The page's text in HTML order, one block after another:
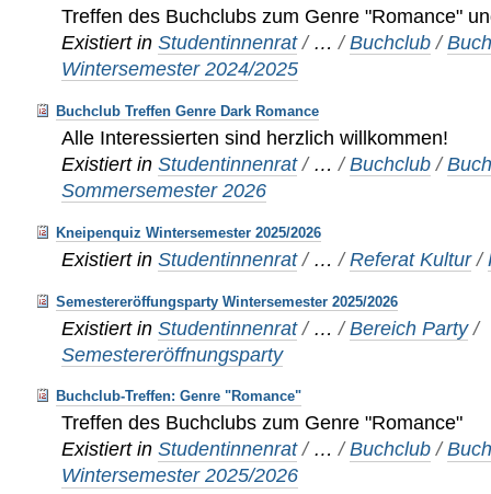
Treffen des Buchclubs zum Genre "Romance"
Existiert in Studentinnenrat / …/Buchclub /
Wintersemester 2024/2025
Buchclub Treffen Genre Dark Romance
Alle Interessierten sind herzlich willkommen!
Existiert in Studentinnenrat / …/Buchclub /
Sommersemester 2026
Kneipenquiz Wintersemester 2025/2026
Existiert in Studentinnenrat / …/Referat Kultur /
Semestereröffungsparty Wintersemester 2025/2026
Existiert in Studentinnenrat / …/Bereich Party /
Semestereröffnungsparty
Buchclub-Treffen: Genre "Romance"
Treffen des Buchclubs zum Genre "Romance"
Existiert in Studentinnenrat / …/Buchclub /
Wintersemester 2025/2026